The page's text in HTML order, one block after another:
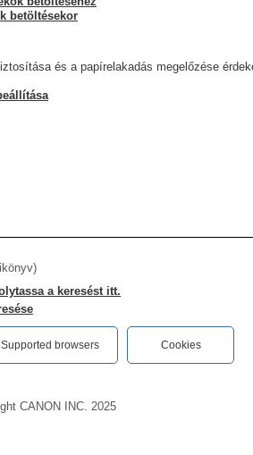
betöltésekor
és a papírelakadás megelőzése
a keresést itt.
Supported browsers Cookies
CANON INC. 2025